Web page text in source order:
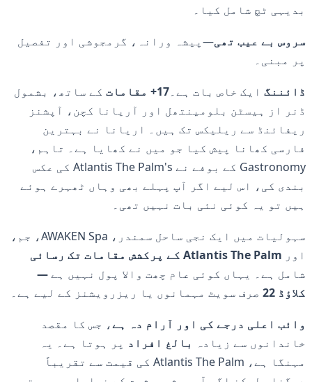
بدیہی ٹچ شامل کیا۔
سروس بے عیب تھی—پیشہ ورانہ، گرمجوشی اور تفصیل
پر مبنی۔
ڈائننگایک خاص بات ہے۔17+ مقامات
کے ساتھ، بشمول
ڈنر از ہیسٹن بلومینتھل اور آریانا کچن، آپشنز
ریفائنڈ سے ریلیکس تک ہیں۔ اریانا نے بہترین
فارسی کھانا پیش کیا جو میں نے کھایا ہے۔ تاہم،
Gastronomy کے بوفے نے Atlantis The Palm's کی عکس
بندی کی، اس لیے اگر آپ پہلے بھی وہاں ٹھہرے ہوئے
ہیں تو یہ کوئی نئی بات نہیں تھی۔
سہولیات میں ایک نجی ساحل سمندر، AWAKEN Spa، جم،
اور Atlantis The Palm کے پرکشش مقامات تک رسائی
شامل ہے۔ یہاں کوئی عام چھت والا پول نہیں ہے—
کلاؤڈ 22
صرف سویٹ مہمانوں یا ریزرویشنز کے لیے ہے۔
وائب اعلی درجے کی اور آرام دہ ہے، جس کا مقصد
خاندانوں سے زیادہ بالغ افراد پر ہوتا ہے۔ یہ
مہنگا ہے، Atlantis The Palm کی قیمت سے تقریباً